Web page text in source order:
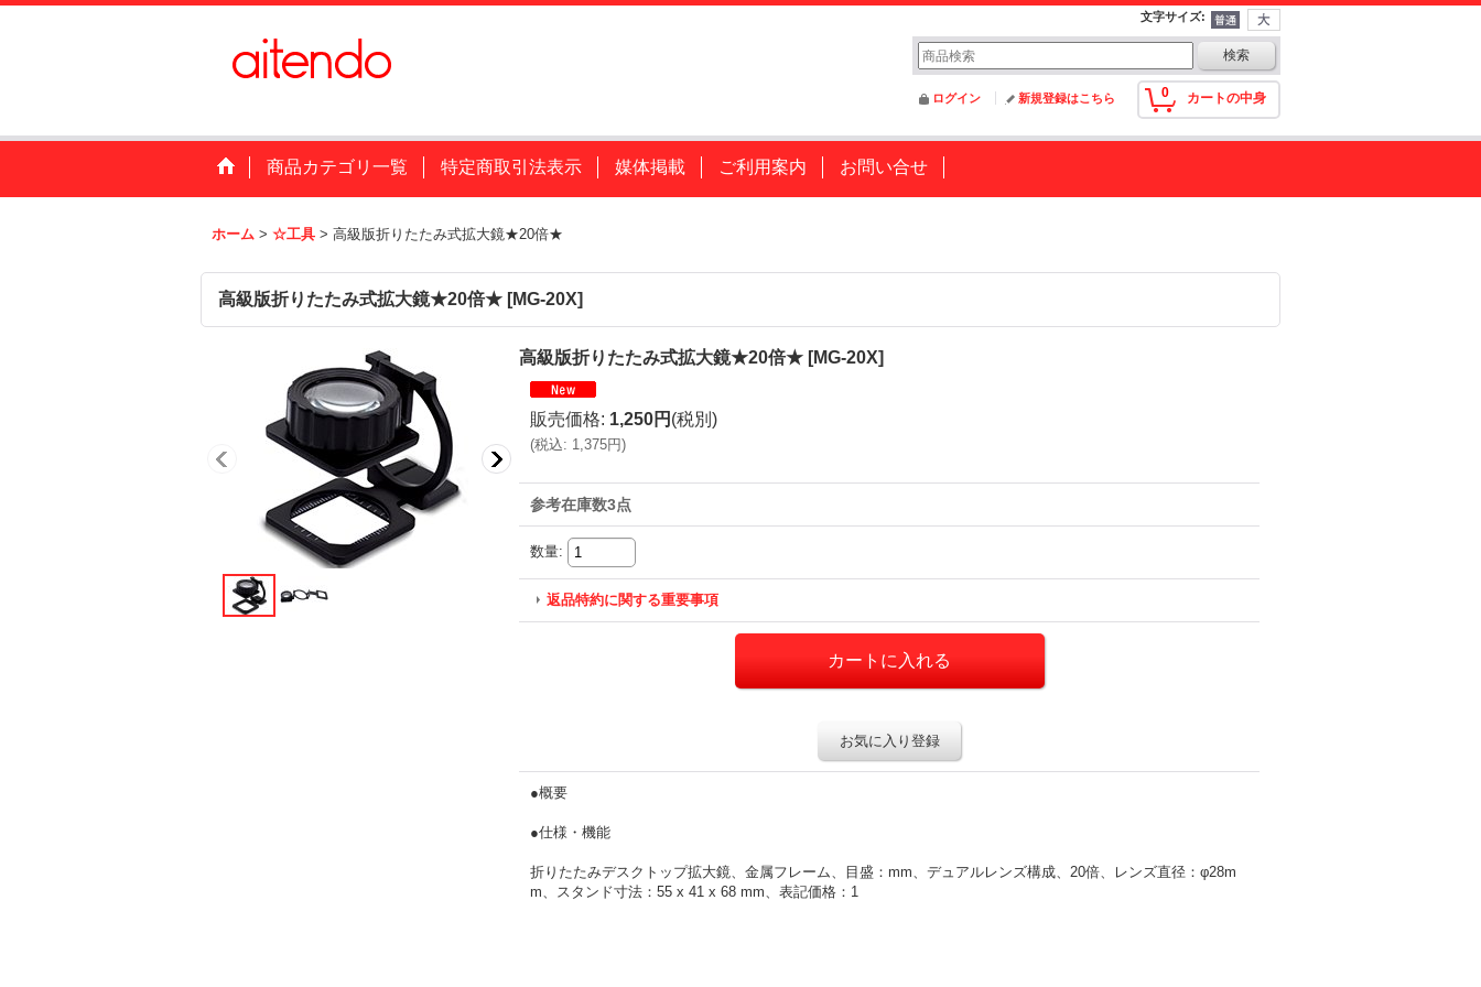
文字サイズ:
0 カートの中身
ログイン 新規登録はこちら
商品カテゴリ一覧 特定商取引法表示 媒体掲載 ご利用案内 お問い合せ
ホーム > ☆工具 > 高級版折りたたみ式拡大鏡★20倍★
高級版折りたたみ式拡大鏡★20倍★ [MG-20X]
高級版折りたたみ式拡大鏡★20倍★ [MG-20X]
販売価格: 1,250円 (税別)
(税込: 1,375円)
参考在庫数3点
数量:
返品特約に関する重要事項
お気に入り登録
●概要
●仕様・機能
折りたたみデスクトップ拡大鏡、金属フレーム、目盛：mm、デュアルレンズ構成、20倍、レンズ直径：φ28m
m、スタンド寸法：55 x 41 x 68 mm、表記価格：1